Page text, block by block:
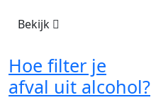
Bekijk
Hoe filter je
afval uit alcohol?